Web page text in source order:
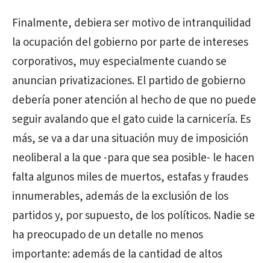
Finalmente, debiera ser motivo de intranquilidad
la ocupación del gobierno por parte de intereses
corporativos, muy especialmente cuando se
anuncian privatizaciones. El partido de gobierno
debería poner atención al hecho de que no puede
seguir avalando que el gato cuide la carnicería. Es
más, se va a dar una situación muy de imposición
neoliberal a la que -para que sea posible- le hacen
falta algunos miles de muertos, estafas y fraudes
innumerables, además de la exclusión de los
partidos y, por supuesto, de los políticos. Nadie se
ha preocupado de un detalle no menos
importante: además de la cantidad de altos